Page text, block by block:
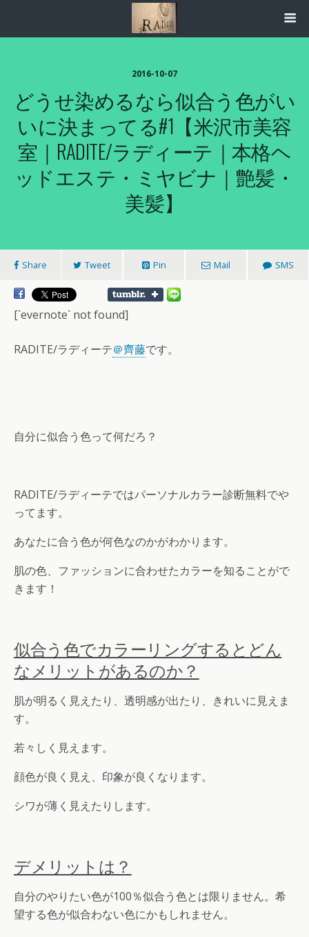
2016-10-07
どうせ染めるなら似合う色がい
いに決まってる#1【米沢市美容
室｜RADITE/ラディーテ｜本格ヘ
ッドエステ・ミヤビナ｜艶髪・
美髪】
Share Tweet Pin Mail SMS
[`evernote` not found]
RADITE/ラディーテ＠齊藤です。
自分に似合う色って何だろ？
RADITE/ラディーテではパーソナルカラー診断無料でや
ってます。
あなたに合う色が何色なのかがわかります。
肌の色、ファッションに合わせたカラーを知ることがで
きます！
似合う色でカラーリングするとどん
なメリットがあるのか？
肌が明るく見えたり、透明感が出たり、きれいに見えま
す。
若々しく見えます。
顔色が良く見え、印象が良くなります。
シワが薄く見えたりします。
デメリットは？
自分のやりたい色が100％似合う色とは限りません。希
望する色が似合わない色にかもしれません。